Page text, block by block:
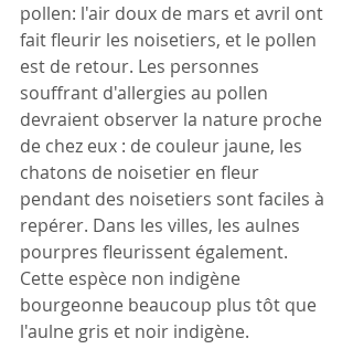
pollen: l'air doux de mars et avril ont
fait fleurir les noisetiers, et le pollen
est de retour. Les personnes
souffrant d'allergies au pollen
devraient observer la nature proche
de chez eux : de couleur jaune, les
chatons de noisetier en fleur
pendant des noisetiers sont faciles à
repérer. Dans les villes, les aulnes
pourpres fleurissent également.
Cette espèce non indigène
bourgeonne beaucoup plus tôt que
l'aulne gris et noir indigène.